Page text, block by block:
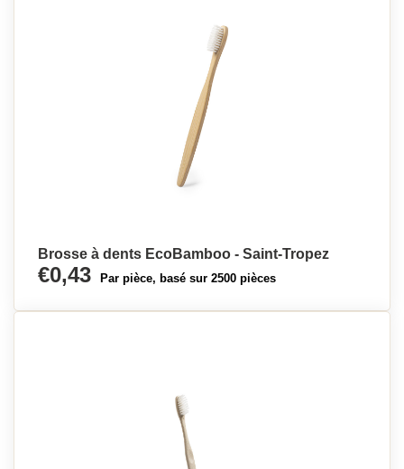
Brosse à dents EcoBamboo - Saint-Tropez
€0,43 Par pièce, basé sur 2500 pièces